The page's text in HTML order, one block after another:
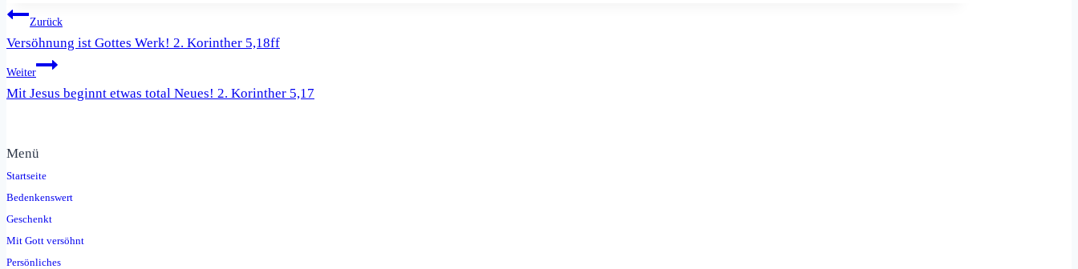
Beitragsnavigation
Zurück
Versöhnung ist Gottes Werk! 2. Korinther 5,18ff
Weiter
Mit Jesus beginnt etwas total Neues! 2. Korinther 5,17
Menü
Startseite
Bedenkenswert
Geschenkt
Mit Gott versöhnt
Persönliches